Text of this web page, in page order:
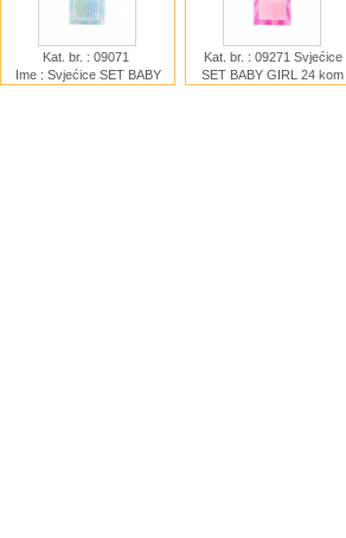
Kat. br. : 09071
Ime : Svjećice SET BABY
Kat. br. : 09271 Svjećice
SET BABY GIRL 24 kom